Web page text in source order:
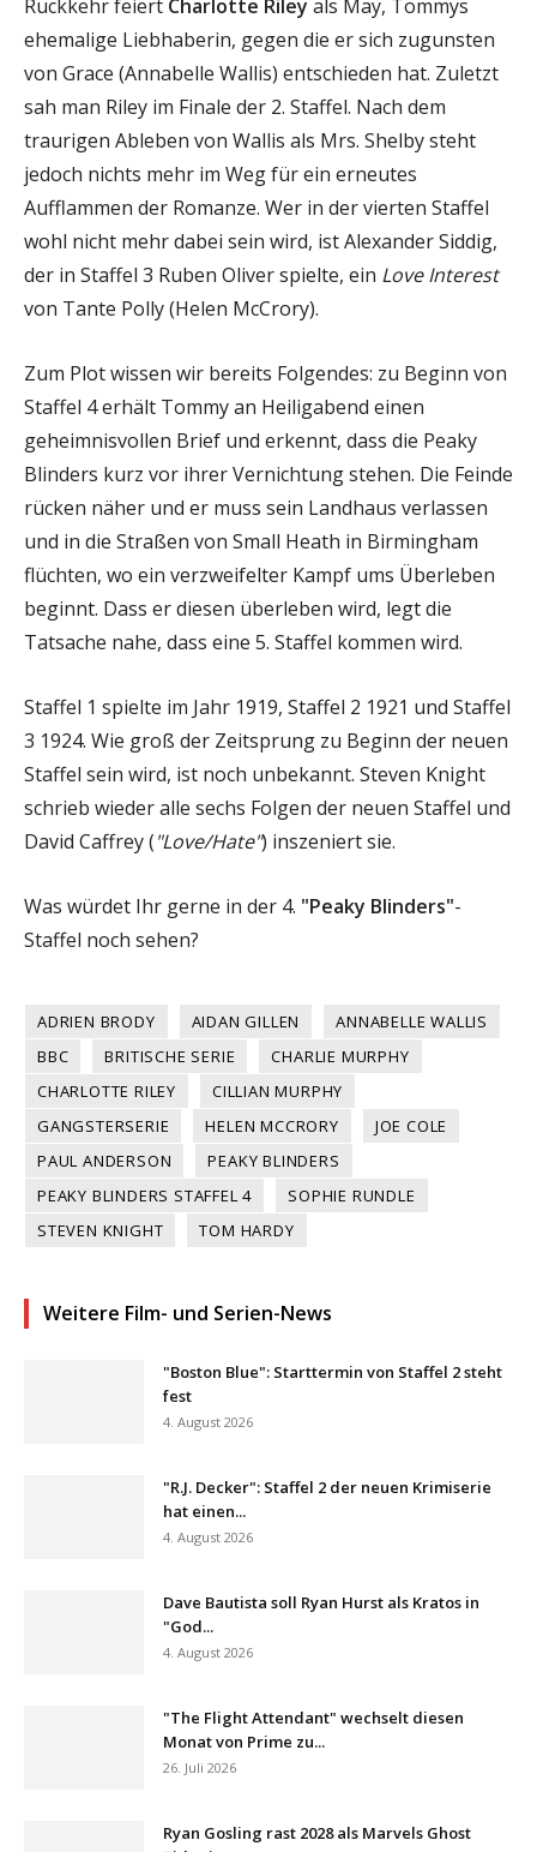
Rückkehr feiert Charlotte Riley als May, Tommys
ehemalige Liebhaberin, gegen die er sich zugunsten
von Grace (Annabelle Wallis) entschieden hat. Zuletzt
sah man Riley im Finale der 2. Staffel. Nach dem
traurigen Ableben von Wallis als Mrs. Shelby steht
jedoch nichts mehr im Weg für ein erneutes
Aufflammen der Romanze. Wer in der vierten Staffel
wohl nicht mehr dabei sein wird, ist Alexander Siddig,
der in Staffel 3 Ruben Oliver spielte, ein Love Interest
von Tante Polly (Helen McCrory).
Zum Plot wissen wir bereits Folgendes: zu Beginn von
Staffel 4 erhält Tommy an Heiligabend einen
geheimnisvollen Brief und erkennt, dass die Peaky
Blinders kurz vor ihrer Vernichtung stehen. Die Feinde
rücken näher und er muss sein Landhaus verlassen
und in die Straßen von Small Heath in Birmingham
flüchten, wo ein verzweifelter Kampf ums Überleben
beginnt. Dass er diesen überleben wird, legt die
Tatsache nahe, dass eine 5. Staffel kommen wird.
Staffel 1 spielte im Jahr 1919, Staffel 2 1921 und Staffel
3 1924. Wie groß der Zeitsprung zu Beginn der neuen
Staffel sein wird, ist noch unbekannt. Steven Knight
schrieb wieder alle sechs Folgen der neuen Staffel und
David Caffrey ("Love/Hate") inszeniert sie.
Was würdet Ihr gerne in der 4. "Peaky Blinders"-
Staffel noch sehen?
ADRIEN BRODY AIDAN GILLEN
ANNABELLE WALLIS
BBC
BRITISCHE SERIE
CHARLIE MURPHY
CHARLOTTE RILEY
CILLIAN MURPHY
GANGSTERSERIE
HELEN MCCRORY
JOE COLE
PAUL ANDERSON
PEAKY BLINDERS
PEAKY BLINDERS STAFFEL 4
SOPHIE RUNDLE
STEVEN KNIGHT
TOM HARDY
Weitere Film- und Serien-News
"Boston Blue": Starttermin von Staffel 2 steht
fest
4. August 2026
"R.J. Decker": Staffel 2 der neuen Krimiserie
hat einen...
4. August 2026
Dave Bautista soll Ryan Hurst als Kratos in
"God...
4. August 2026
"The Flight Attendant" wechselt diesen
Monat von Prime zu...
26. Juli 2026
Ryan Gosling rast 2028 als Marvels Ghost